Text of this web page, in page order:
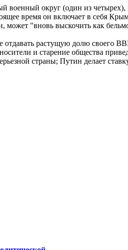
военный округ (один из
время он включает в себя
"вновь выскочить как
отдавать растущую долю своего
и старение общества
страны; Путин делает